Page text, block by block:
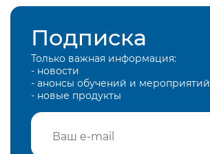
Подписка
Только важная информация:
- новости
- анонсы обучений и мероприятий
- новые продукты